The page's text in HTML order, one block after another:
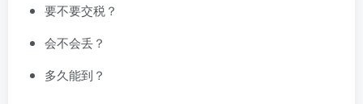
要不要交税？
会不会丢？
多久能到？